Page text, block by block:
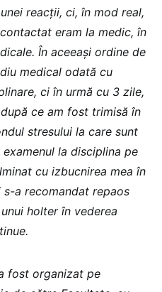
reacții, ci, în mod real,
eram la medic, în
În aceeași ordine de
medical odată cu
ci în urmă cu 3 zile,
ce am fost trimisă în
stresului la care sunt
la disciplina pe
cu izbucnirea mea în
a recomandat repaos
holter în vederea
fost organizat pe